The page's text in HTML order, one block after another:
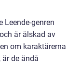
genren
är älskad av
om karaktärerna
de ändå